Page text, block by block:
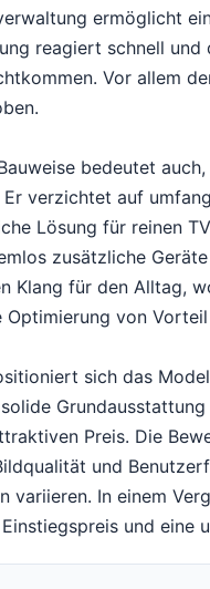
ermöglicht
reagiert schnell
Vor allem
bedeutet
verzichtet auf
Lösung für reinen
zusätzliche
Klang für den Alltag,
Optimierung von Vorteil
sich das
Preis. Die
und
variieren. In einem
und eine